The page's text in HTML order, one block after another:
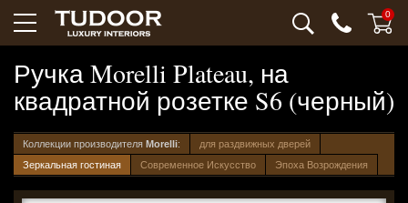
0
Ручка Morelli Plateau, на
квадратной розетке S6 (черный)
Коллекции производителя Morelli:
для раздвижных дверей
Зеркальная гостиная
Современное Искусство Эпоха Возрождения